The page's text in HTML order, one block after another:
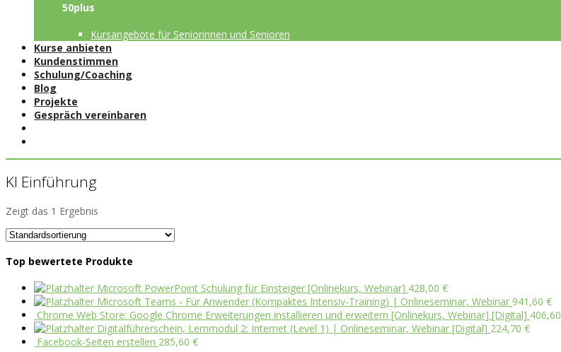
50plus
Kursangebote für Seniorinnen und Senioren
Kurse anbieten
Kundenstimmen
Schulung/Coaching
Blog
Projekte
Gespräch vereinbaren
KI Einführung
Zeigt das 1 Ergebnis
Top bewertete Produkte
Microsoft PowerPoint Schulung für Einsteiger [Onlinekurs, Webinar] 428,00 €
Microsoft Teams - Für Anwender (Kompaktes Intensiv-Training) | Onlineseminar, Webinar 941,60 €
Chrome Web Store: Google Chrome Erweiterungen installieren und erweitern [Onlinekurs, Webinar] [Digital] 406,60
Digitalführerschein, Lernmodul 2: Internet (Level 1) | Onlineseminar, Webinar [Digital] 224,70 €
Facebook-Seiten erstellen 285,60 €